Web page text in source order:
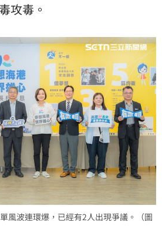
攻毒。
風波連環爆，已經有2人出現爭議。（圖